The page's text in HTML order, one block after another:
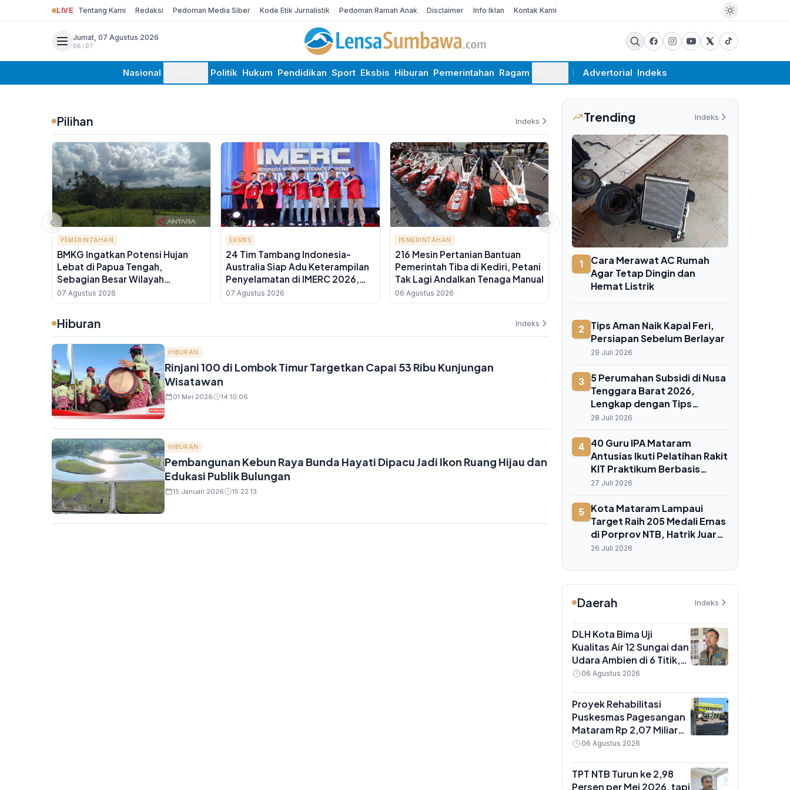
LIVE Tentang Kami Redaksi Pedoman Media Siber Kode Etik Jurnalistik Pedoman Ramah Anak Disclaimer Info Iklan Kontak Kami
Jumat, 07 Agustus 2026
06:07
Nasional Politik Hukum Pendidikan Sport Eksbis Hiburan Pemerintahan Ragam Advertorial Indeks
Pilihan Indeks
PEMERINTAHAN
BMKG Ingatkan Potensi Hujan
Lebat di Papua Tengah,
Sebagian Besar Wilayah
Indonesia Berawan
07 Agustus 2026
EKSBIS
24 Tim Tambang Indonesia-
Australia Siap Adu Keterampilan
Penyelamatan di IMERC 2026,
Gratis untuk Umum
07 Agustus 2026
PEMERINTAHAN
216 Mesin Pertanian Bantuan
Pemerintah Tiba di Kediri, Petani
Tak Lagi Andalkan Tenaga Manual
06 Agustus 2026
PEMERINTAHAN
Gubernur NTB Lalu Muhamad
Iqbal Tinjau SMK Mitra Industri
MM2100, Targetkan Lulusan SMK
NTB Siap Kerja ke Jepang dan
Hiburan Indeks
HIBURAN
Rinjani 100 di Lombok Timur Targetkan Capai 53 Ribu Kunjungan
Wisatawan
01 Mei 2026 14:10:06
HIBURAN
Pembangunan Kebun Raya Bunda Hayati Dipacu Jadi Ikon Ruang Hijau dan
Edukasi Publik Bulungan
15 Januari 2026 15:22:13
Trending Indeks
1
Cara Merawat AC Rumah
Agar Tetap Dingin dan
Hemat Listrik
2
Tips Aman Naik Kapal Feri,
Persiapan Sebelum Berlayar
29 Juli 2026
3 5 Perumahan Subsidi di Nusa
Tenggara Barat 2026,
Lengkap dengan Tips
Memilih Hunian Tepat
28 Juli 2026
4 40 Guru IPA Mataram
Antusias Ikuti Pelatihan Rakit
KIT Praktikum Berbasis
Proyek, Pakai Bahan
27 Juli 2026
5 Kota Mataram Lampaui
Target Raih 205 Medali Emas
di Porprov NTB, Hatrik Juara
Umum
26 Juli 2026
Daerah Indeks
DLH Kota Bima Uji
Kualitas Air 12 Sungai dan
Udara Ambien di 6 Titik,
Hasilnya Jadi Dasar
Pencemaran
06 Agustus 2026
Proyek Rehabilitasi
Puskesmas Pagesangan
Mataram Rp 2,07 Miliar
Jalan Lagi Usai Rekanan
Normal
06 Agustus 2026
TPT NTB Turun ke 2,98
Persen per Mei 2026, tapi